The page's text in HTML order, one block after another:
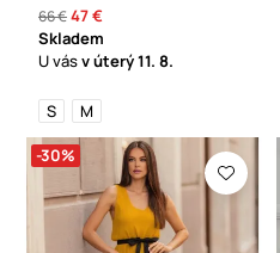
66 €47 €
Skladem
U vásv úterý11. 8.
S M
-30%